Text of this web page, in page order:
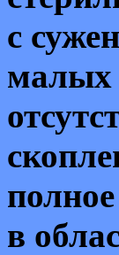
с
малых
в